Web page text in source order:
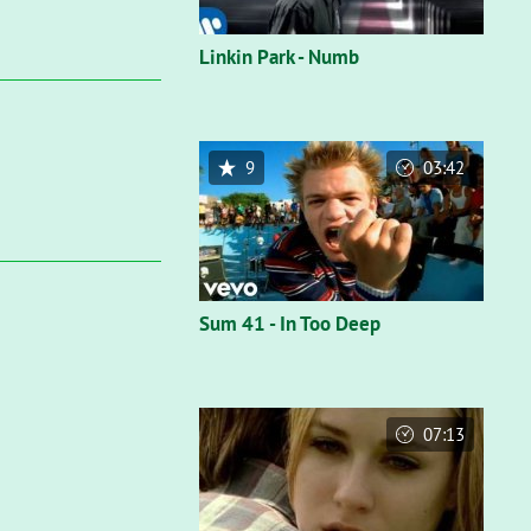
Linkin Park - Numb
Sum 41 - In Too Deep
9 03:42
07:13